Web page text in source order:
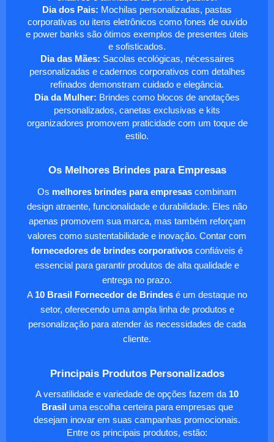
Dia dos Pais: Mochilas personalizadas, pastas
corporativas ou itens eletrônicos como fones de ouvido
e power banks são ótimos exemplos de presentes úteis
e sofisticados.
Dia das Mães: Sacolas ecológicas, nécessaires
personalizadas e cadernos corporativos com detalhes
refinados demonstram cuidado e elegância.
Dia da Mulher: Brindes como blocos de anotações
personalizados, canetas exclusivas e kits
organizadores promovem praticidade com um toque de
estilo.
Os Melhores Brindes para Empresas
Os melhores brindes para empresas combinam
design atraente, funcionalidade e durabilidade. Eles não
apenas promovem sua marca, mas também reforçam
valores como sustentabilidade e inovação. Contar com
fornecedores de brindes corporativos confiáveis é
essencial para garantir produtos de alta qualidade e
entrega no prazo.
A 10 Brasil Fornecedor de Brindes é um destaque no
setor, oferecendo uma ampla linha de produtos e
personalização para atender às necessidades de cada
cliente.
Principais Produtos Personalizados
A versatilidade e variedade de opções fazem da 10
Brasil uma escolha certeira para empresas que
desejam inovar em suas campanhas promocionais.
Entre os principais produtos, estão: